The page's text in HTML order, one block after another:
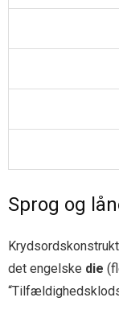
Sprog og
det engelske die